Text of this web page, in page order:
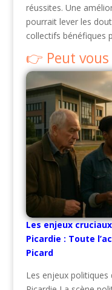
réussites. Une
pourrait lever les
collectifs bénéfiques
Peut
Les enjeux
Picardie : Toute
Picard
Les enjeux politiques